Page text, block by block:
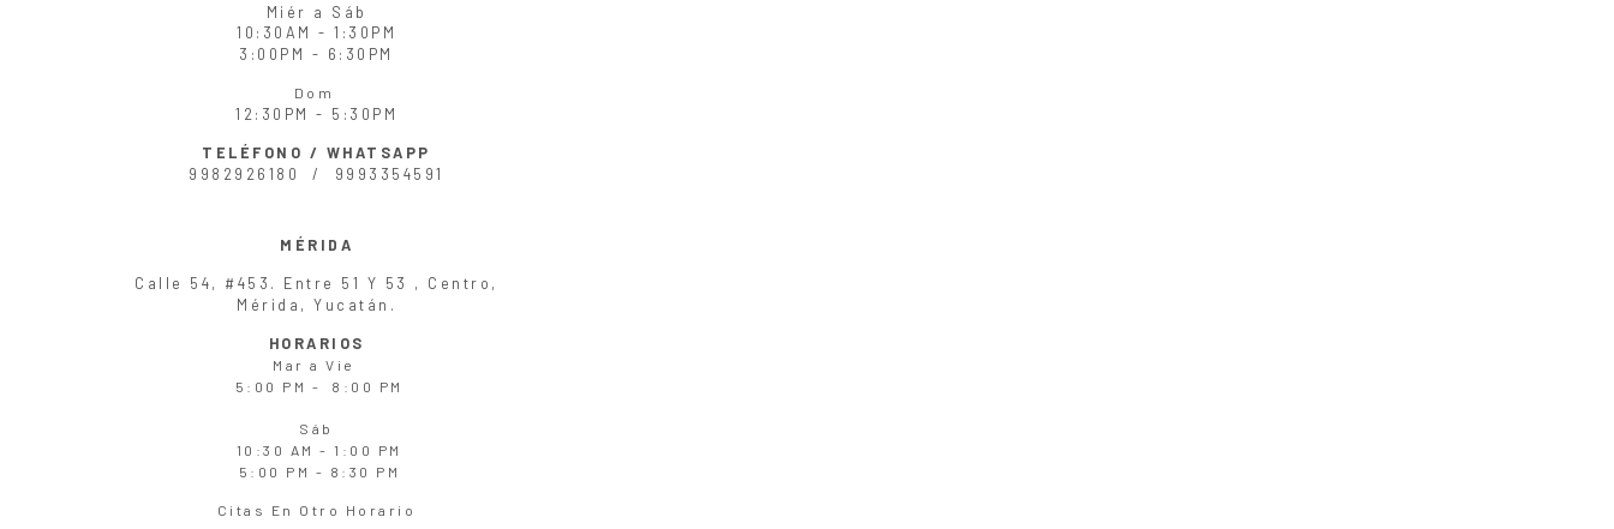
Miér a
Sáb
10:30AM - 1:30PM
3:00PM - 6:30PM
Dom
12:30PM - 5:30PM
TELÉFONO / WHATSAPP
9982926180 / 9993354591
MÉRIDA
Calle 54, #453. Entre 51 Y 53 , Centro,
Mérida, Yucatán.
HORARIOS
Mara Vie
5:00 PM - 8:00 PM
Sáb
10:30 AM - 1:00 PM
5:00 PM - 8:30 PM
Citas En Otro Horario